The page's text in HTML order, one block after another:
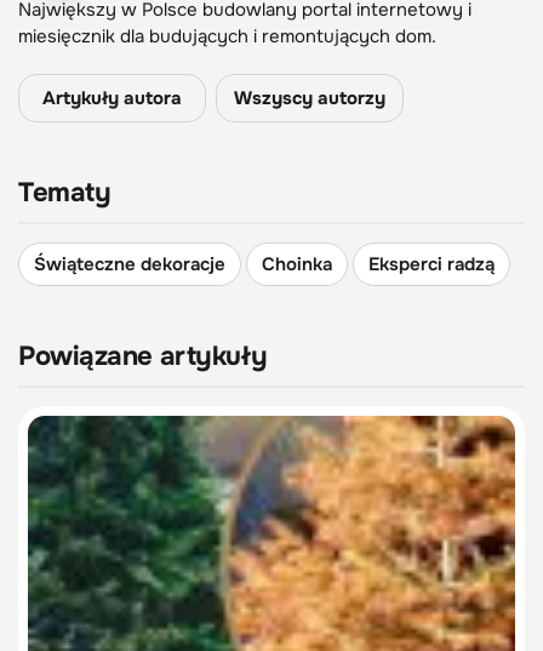
Największy w Polsce budowlany portal internetowy i
miesięcznik dla budujących i remontujących dom.
Artykuły autora Wszyscy autorzy
Tematy
Świąteczne dekoracje Choinka Eksperci radzą
Powiązane artykuły